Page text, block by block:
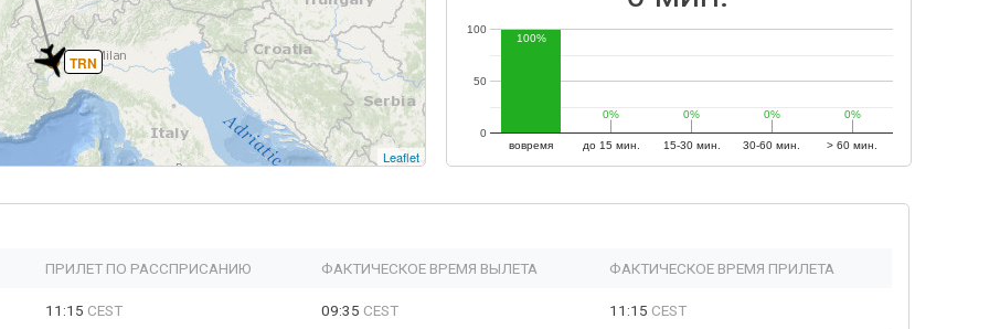
TRN
Leaflet
вовремя до 15 мин. 15-30 мин. 30-60 мин. > 60 мин.
0
50
100
100%
0%
0% 0%
0% 0%
0% 0%
0%
ПРИЛЕТ ПО РАССПРИСАНИЮ ФАКТИЧЕСКОЕ ВРЕМЯ ВЫЛЕТА ФАКТИЧЕСКОЕ ВРЕМЯ ПРИЛЕТА
11:15 CEST 09:35 CEST 11:15 CEST